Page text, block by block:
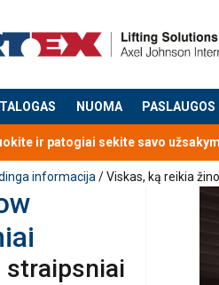
NUOMA PASLAUGOS
pridėtas prie jūsų užklausos
ir patogiai sekite savo
informacija / Viskas, ką reikia
straipsniai